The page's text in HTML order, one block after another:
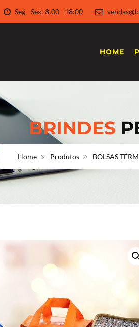
Seg - Sex: 8:00 - 18:00
HOME
BRINDES
Home Produtos BOLSAS